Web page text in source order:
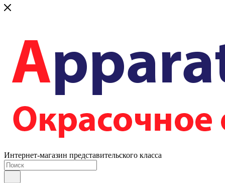
Интернет-магазин представительского класса